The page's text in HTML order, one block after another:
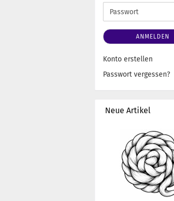
Adresse
Passwort
ANMELDEN
Konto erstellen
Passwort vergessen?
Neue Artikel